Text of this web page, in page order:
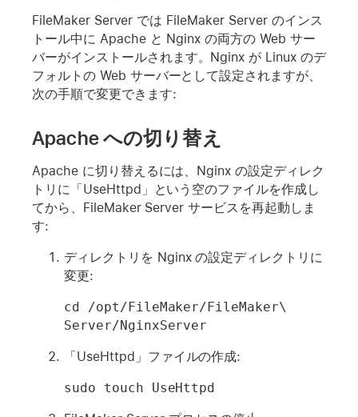
FileMaker Server では FileMaker Server のインス
トール中に Apache と Nginx の両方の Web サー
バーがインストールされます。Nginx が Linux のデ
フォルトの Web サーバーとして設定されますが、
次の手順で変更できます:
Apache への切り替え
Apache に切り替えるには、Nginx の設定ディレク
トリに「UseHttpd」という空のファイルを作成し
てから、FileMaker Server サービスを再起動しま
す:
ディレクトリを Nginx の設定ディレクトリに
変更:
cd /opt/FileMaker/FileMaker\
Server/NginxServer
「UseHttpd」ファイルの作成:
sudo touch UseHttpd